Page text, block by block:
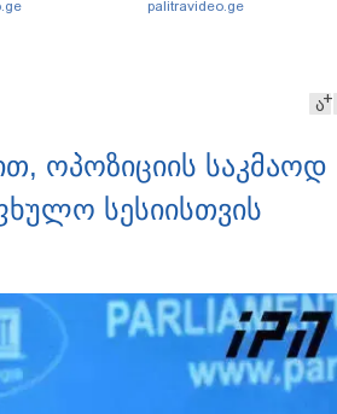
palitravideo.ge
ა
ოპოზიციის საკმაოდ
სესიისთვის